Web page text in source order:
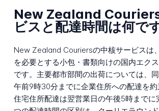
New Zealand
ビスと配達時間は何で
New Zealand Couriersの中核サービスは
を必要とする小包・書類向けの国内エク
です。主要都市部間の出荷については、
午前9時30分までに企業住所への配達を約
住宅住所配達は翌営業日の午後5時までに